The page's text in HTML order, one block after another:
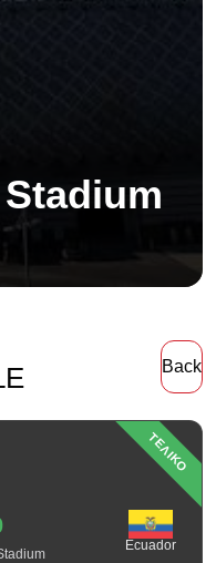
Back
ΤΕΛΙΚΟ
Ecuador